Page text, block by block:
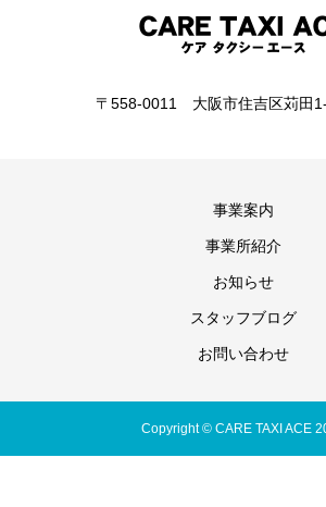
〒558-0011 大阪市住吉区苅田
事業案内
事業所紹介
お知らせ
スタッフブログ
お問い合わせ
Copyright © CARE TAXI ACE